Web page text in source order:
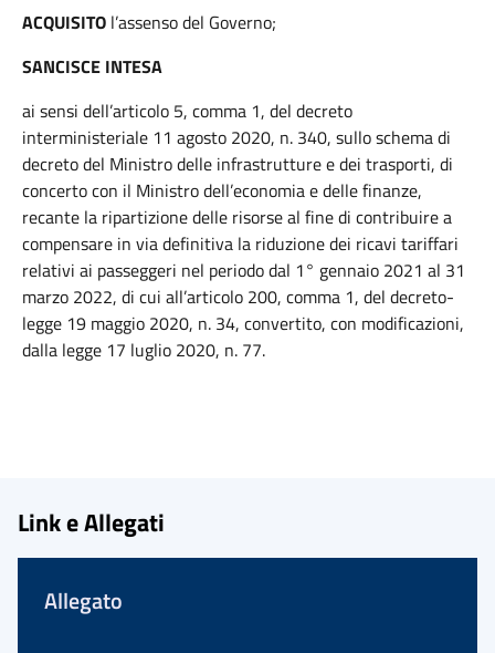
ACQUISITO l’assenso del Governo;
SANCISCE INTESA
ai sensi dell’articolo 5, comma 1, del decreto
interministeriale 11 agosto 2020, n. 340, sullo schema di
decreto del Ministro delle infrastrutture e dei trasporti, di
concerto con il Ministro dell’economia e delle finanze,
recante la ripartizione delle risorse al fine di contribuire a
compensare in via definitiva la riduzione dei ricavi tariffari
relativi ai passeggeri nel periodo dal 1° gennaio 2021 al 31
marzo 2022, di cui all’articolo 200, comma 1, del decreto-
legge 19 maggio 2020, n. 34, convertito, con modificazioni,
dalla legge 17 luglio 2020, n. 77.
Link e Allegati
Allegato